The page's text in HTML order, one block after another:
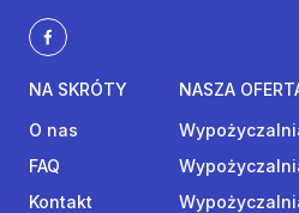
NA SKRÓTY
O nas
FAQ
Kontakt
NASZA